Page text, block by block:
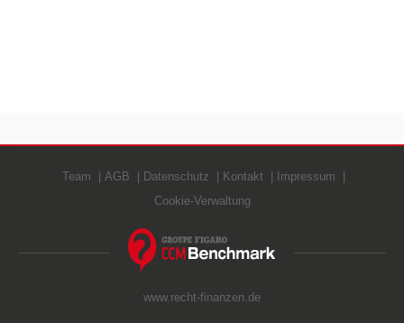
Team AGB Datenschutz Kontakt
Impressum
Cookie-Verwaltung
www.recht-finanzen.de